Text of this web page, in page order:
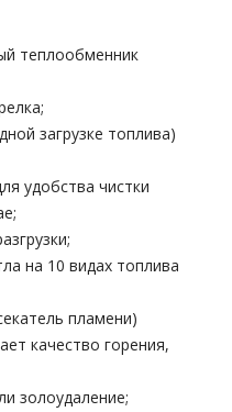
теплообменник
загрузке топлива)
удобства чистки
на 10 видах топлива
пламени)
качество горения,
золоудаление;